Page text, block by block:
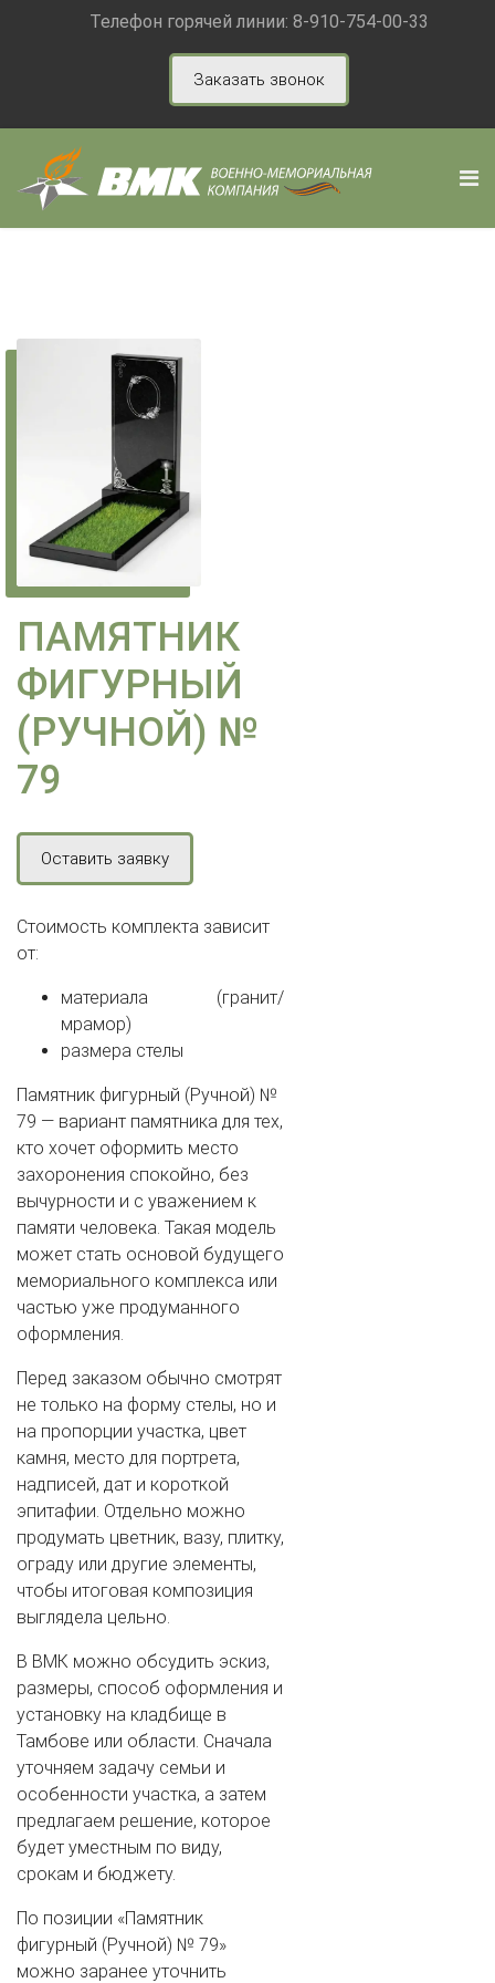
Телефон горячей линии: 8-910-754-00-33
Заказать звонок
ПАМЯТНИК
ФИГУРНЫЙ
(РУЧНОЙ) №
79
Оставить заявку
Стоимость комплекта зависит
от:
материала (гранит/
мрамор)
размера стелы
Памятник фигурный (Ручной) №
79 — вариант памятника для тех,
кто хочет оформить место
захоронения спокойно, без
вычурности и с уважением к
памяти человека. Такая модель
может стать основой будущего
мемориального комплекса или
частью уже продуманного
оформления.
Перед заказом обычно смотрят
не только на форму стелы, но и
на пропорции участка, цвет
камня, место для портрета,
надписей, дат и короткой
эпитафии. Отдельно можно
продумать цветник, вазу, плитку,
ограду или другие элементы,
чтобы итоговая композиция
выглядела цельно.
В ВМК можно обсудить эскиз,
размеры, способ оформления и
установку на кладбище в
Тамбове или области. Сначала
уточняем задачу семьи и
особенности участка, а затем
предлагаем решение, которое
будет уместным по виду,
срокам и бюджету.
По позиции «Памятник
фигурный (Ручной) № 79»
можно заранее уточнить